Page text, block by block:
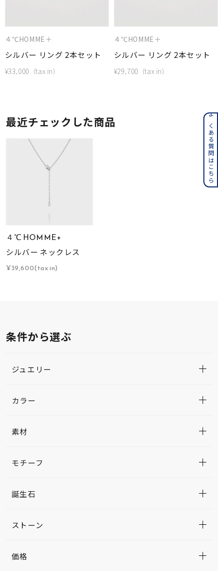
４℃HOMME＋
シルバー リング 2本セット
¥33,000
４℃HOMME＋
シルバー リング 2本セット
¥29,700
最近チェックした商品
４℃ HOMME+
シルバー ネックレス
¥39,600(tax in)
条件から選ぶ
ジュエリー
カラー
素材
モチーフ
誕生石
ストーン
価格
よくある質問はこちら